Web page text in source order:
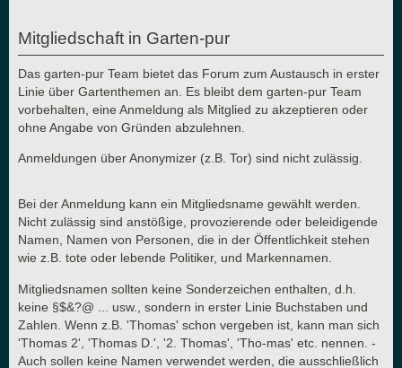
Mitgliedschaft in Garten-pur
Das garten-pur Team bietet das Forum zum Austausch in erster
Linie über Gartenthemen an. Es bleibt dem garten-pur Team
vorbehalten, eine Anmeldung als Mitglied zu akzeptieren oder
ohne Angabe von Gründen abzulehnen.
Anmeldungen über Anonymizer (z.B. Tor) sind nicht zulässig.
Bei der Anmeldung kann ein Mitgliedsname gewählt werden.
Nicht zulässig sind anstößige, provozierende oder beleidigende
Namen, Namen von Personen, die in der Öffentlichkeit stehen
wie z.B. tote oder lebende Politiker, und Markennamen.
Mitgliedsnamen sollten keine Sonderzeichen enthalten, d.h.
keine §$&?@ ... usw., sondern in erster Linie Buchstaben und
Zahlen. Wenn z.B. 'Thomas' schon vergeben ist, kann man sich
'Thomas 2', 'Thomas D.', '2. Thomas', 'Tho-mas' etc. nennen. -
Auch sollen keine Namen verwendet werden, die ausschließlich